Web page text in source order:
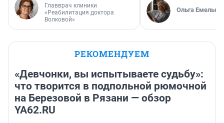
Главврач клиники
«Реабилитация доктора
Волковой»
Ольга
РЕКОМЕНДУЕМ
«Девчонки, вы испытываете судьбу»:
что творится в подпольной рюмочной
на Березовой в Рязани — обзор
YA62.RU